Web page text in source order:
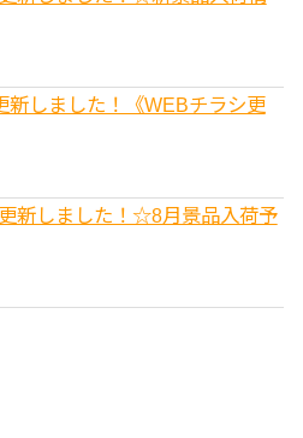
新しました！《WEBチラシ更
新しました！☆8月景品入荷予